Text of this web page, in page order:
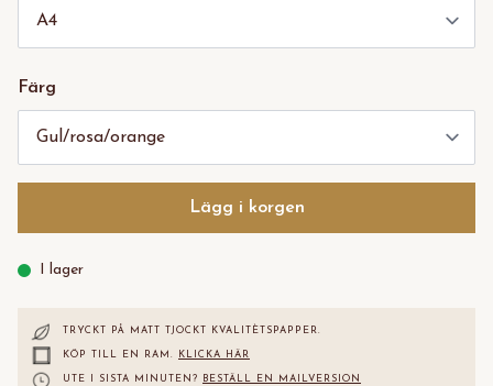
Färg
Lägg i korgen
I lager
TRYCKT PÅ MATT TJOCKT KVALITÈTS PAPPER.
KÖP TILL EN RAM. KLICKA HÄR
UTE I SISTA MINUTEN? BESTÄLL EN MAILVERSION